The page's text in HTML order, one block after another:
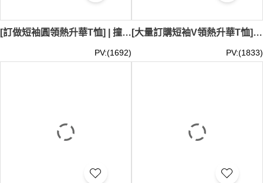
[訂做短袖圓領熱升華T恤] | 撞色領熱升華T恤 | V領熱升華T恤 | 俱樂部熱升華T恤 T1176
PV:(1692)
[大量訂購短袖V領熱升華T恤] | 紅色撞色熱升華T恤 | 撞色袖熱升華T恤 T1175
PV:(1833)